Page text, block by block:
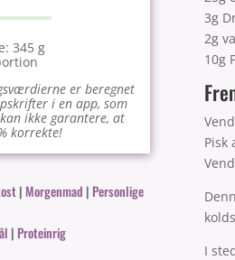
345 g
er beregnet
i en app, som
ikke garantere, at
korrekte!
| Morgenmad | Personlige
| Proteinrig
3g
2g
10g
Pisk
I